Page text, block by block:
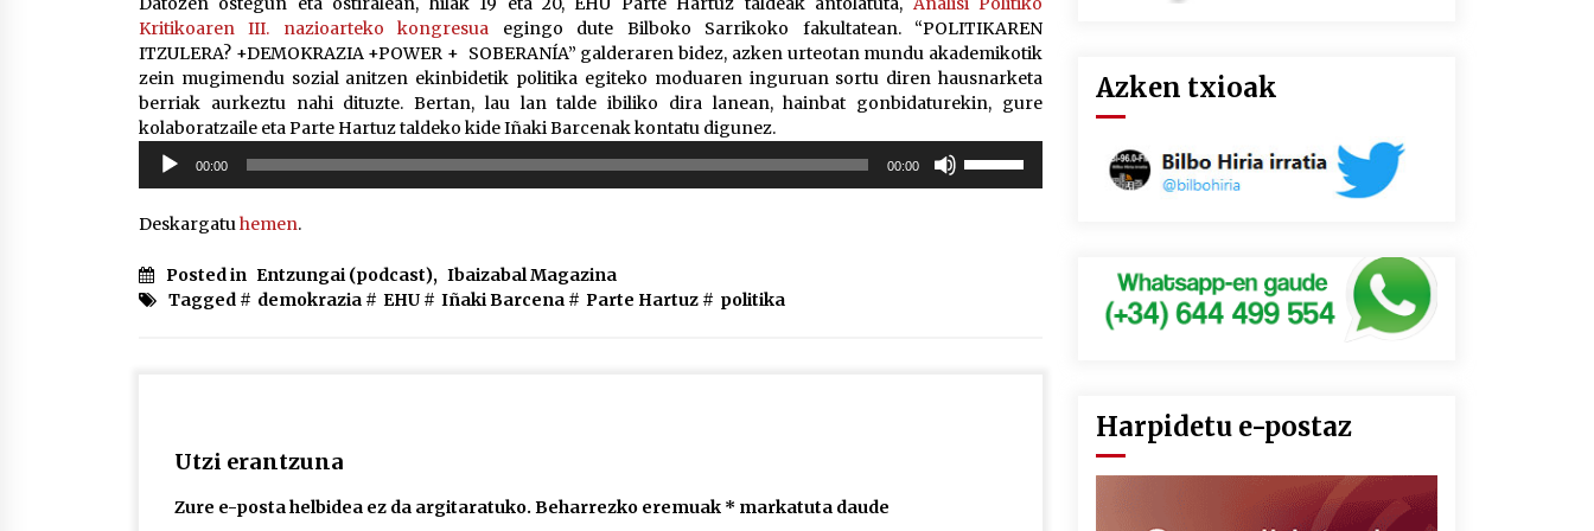
Kritikoaren III. nazioarteko kongresua egingo dute Bilboko Sarrikoko fakultatean. “POLITIKAREN
ITZULERA? +DEMOKRAZIA +POWER + SOBERANÍA” galderaren bidez, azken urteotan mundu akademikotik
zein mugimendu sozial anitzen ekinbidetik politika egiteko moduaren inguruan sortu diren hausnarketa
berriak aurkeztu nahi dituzte. Bertan, lau lan talde ibiliko dira lanean, hainbat gonbidaturekin, gure
kolaboratzaile eta Parte Hartuz taldeko kide Iñaki Barcenak kontatu digunez.
Soinu
erreproduzigailua
00:00 00:00
Deskargatuhemen.
Posted in Entzungai (podcast), Ibaizabal Magazina
Tagged # demokrazia # EHU # Iñaki Barcena # Parte Hartuz # politika
Utzi erantzuna
Zure e-posta helbidea ez da argitaratuko. Beharrezko eremuak * markatuta daude
Azken txioak
Harpidetu e-postaz